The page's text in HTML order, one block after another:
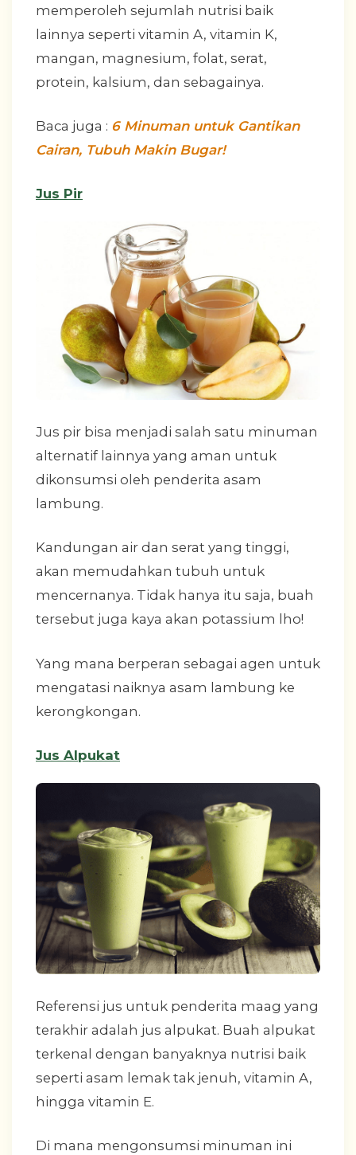
memperoleh sejumlah nutrisi baik
lainnya seperti vitamin A, vitamin K,
mangan, magnesium, folat, serat,
protein, kalsium, dan sebagainya.
Baca juga : 6 Minuman untuk Gantikan
Cairan, Tubuh Makin Bugar!
Jus Pir
Jus pir bisa menjadi salah satu minuman
alternatif lainnya yang aman untuk
dikonsumsi oleh penderita asam
lambung.
Kandungan air dan serat yang tinggi,
akan memudahkan tubuh untuk
mencernanya. Tidak hanya itu saja, buah
tersebut juga kaya akan potassium lho!
Yang mana berperan sebagai agen untuk
mengatasi naiknya asam lambung ke
kerongkongan.
Jus Alpukat
Referensi jus untuk penderita maag yang
terakhir adalah jus alpukat. Buah alpukat
terkenal dengan banyaknya nutrisi baik
seperti asam lemak tak jenuh, vitamin A,
hingga vitamin E.
Di mana mengonsumsi minuman ini